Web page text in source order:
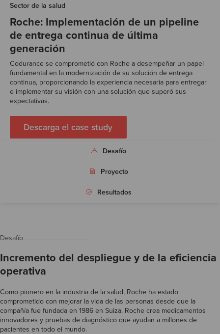
Sobre nosotros
Únete al equipo
Test
Sector de la salud
Roche: Implementación de un pipeline
de entrega continua de última
generación
Codurance se comprometió con Roche a desempeñar un papel
fundamental en la modernización de su solución de entrega
continua, proporcionando la experiencia necesaria para entregar
e implementar su visión con una solución que superó sus
expectativas.
Descarga el case study
Desafío
Proyecto
Resultados
Desafío
Incremento del despliegue y de la eficiencia
operativa
Como pionero en la industria de la salud, Roche ha estado
comprometido con mejorar la vida de las personas desde que la
compañía fue fundada en 1986 en Suiza. Roche crea medicamentos
innovadores y pruebas de diagnóstico que ayudan a millones de
pacientes en todo el mundo.